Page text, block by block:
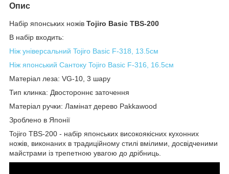
Опис
Набір японських ножів Tojiro Basic TBS-200
В набір входить:
Ніж універсальний Tojiro Basic F-318, 13.5см
Ніж японський Сантоку Tojiro Basic F-316, 16.5см
Матеріал леза: VG-10, 3 шару
Тип клинка: Двостороннє заточення
Матеріал ручки: Ламінат дерево Pakkawood
Зроблено в Японії
Tojiro TBS-200 - набір японських високоякісних кухонних
ножів, виконаних в традиційному стилі вмілими, досвідченими
майстрами із трепетною увагою до дрібниць.